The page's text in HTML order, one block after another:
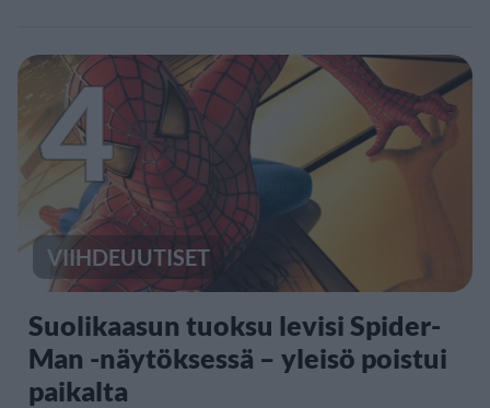
4
VIIHDEUUTISET
Suolikaasun tuoksu levisi Spider-
Man -näytöksessä – yleisö poistui
paikalta